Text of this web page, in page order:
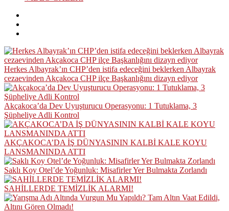
Herkes Albayrak’ın CHP’den istifa edeceğini beklerken Albayrak
cezaevinden Akçakoca CHP ilçe Başkanlığını dizayn ediyor
Akçakoca’da Dev Uyuşturucu Operasyonu: 1 Tutuklama, 3
Şüpheliye Adli Kontrol
AKÇAKOCA’DA İŞ DÜNYASININ KALBİ KALE KOYU
LANSMANINDA ATTI
Saklı Koy Otel’de Yoğunluk: Misafirler Yer Bulmakta Zorlandı
SAHİLLERDE TEMİZLİK ALARMI!